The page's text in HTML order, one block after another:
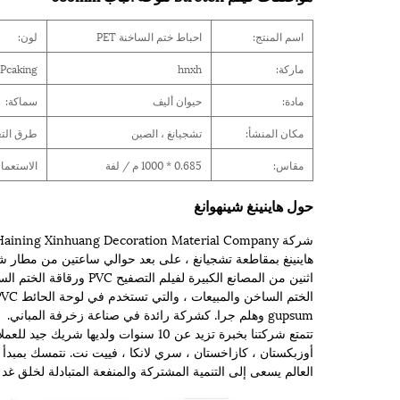
اسم المنتج: احباط ختم الساخنة PET
لون:
ماركة:
hnxh
Pcaking:
مادة:
حيوان أليف
سماكة:
مكان المنشأ:
تشجيانغ ، الصين
طرق
مقاس:
0.685 * 1000 م / لفة
حول هاينينغ شينهوانغ
هاينينغ بمقاطعة تشجيانغ ، على بعد حوالي ساعتين من
gupsum وهلم جرا. كشركة رائدة في صناعة زخرفة المباني.
تتمتع شركتنا بخبرة تزيد عن 10 سنوات
أوزبكستان ، كازاخستان ، سري لانكا ، فييت نت. نتمسك
العالم يسعى إلى التنمية المشتركة والمنفعة المتبادلة لخلق غد